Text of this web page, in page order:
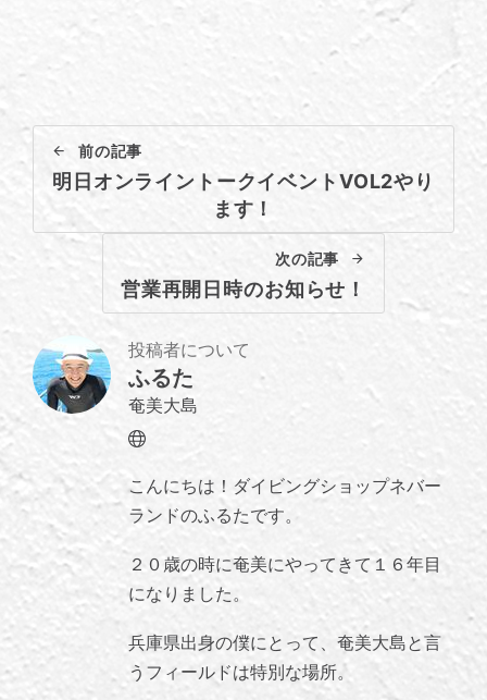
前の記事
明日オンライントークイベントVOL2やり
ます！
次の記事
営業再開日時のお知らせ！
投稿者について
ふるた
奄美大島
Website
こんにちは！ダイビングショップネバー
ランドのふるたです。
２０歳の時に奄美にやってきて１６年目
になりました。
兵庫県出身の僕にとって、奄美大島と言
うフィールドは特別な場所。